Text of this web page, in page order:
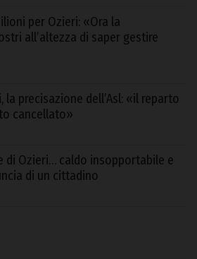
per Ozieri: «Ora la
all’altezza di saper gestire
la precisazione dell’Asl: «il reparto
cancellato»
di Ozieri… caldo insopportabile e
di un cittadino